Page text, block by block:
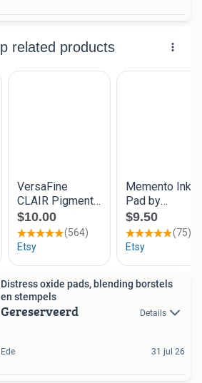
Distress oxide pads, blending borstels
en stempels
Gereserveerd Details
Ede 31 jul 26